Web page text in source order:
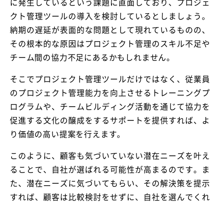
クト管理ツールの導入を検討しているとしましょう。
納期の遅延が表面的な問題として現れているものの、
その根本的な原因はプロジェクト管理のスキル不足や
チーム間の協力不足にあるかもしれません。
そこでプロジェクト管理ツールだけではなく、従業員
のプロジェクト管理能力を向上させるトレーニングプ
ログラムや、チームビルディング活動を通じて協力を
促進する文化の醸成をするサポートを提供すれば、よ
り価値の高い提案を行えます。
このように、顧客も気づいていない潜在ニーズを叶え
ることで、自社が選ばれる可能性が高まるのです。ま
た、潜在ニーズに気づいてもらい、その解決策を提示
すれば、顧客は比較検討をせずに、自社を選んでくれ